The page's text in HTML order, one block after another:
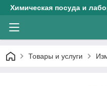
Химическая посуда и
Товары и услуги